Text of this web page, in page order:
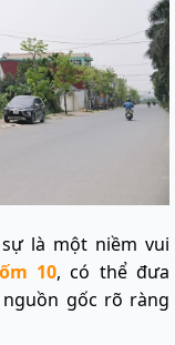
là một niềm vui
10, có thể đưa
gốc rõ ràng